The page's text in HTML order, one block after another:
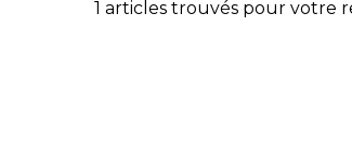
1 articles trouvés pour votre